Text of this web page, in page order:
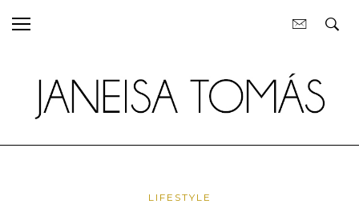
LIFESTYLE